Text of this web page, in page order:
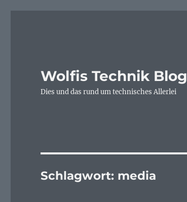
Wolfis Technik Blog
Dies und das rund um technisches Allerlei
Schlagwort: media